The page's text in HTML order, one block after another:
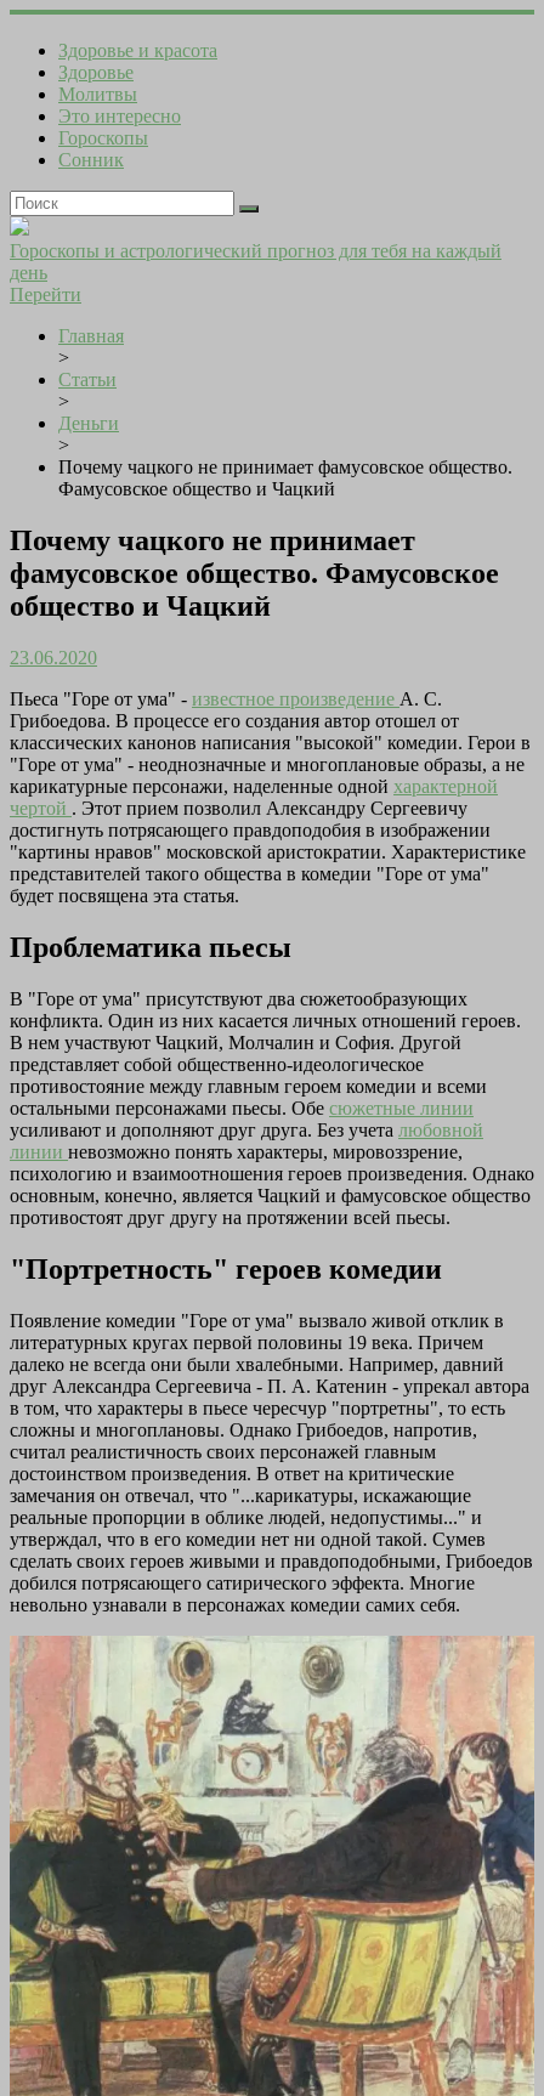
Здоровье и красота
Здоровье
Молитвы
Это интересно
Гороскопы
Сонник
Гороскопы и астрологический прогноз для тебя на каждый
день
Перейти
Главная
>
Статьи
>
Деньги
>
Почему чацкого не принимает фамусовское общество.
Фамусовское общество и Чацкий
Почему чацкого не принимает
фамусовское общество. Фамусовское
общество и Чацкий
23.06.2020
Пьеса "Горе от ума" - известное произведение А. С.
Грибоедова. В процессе его создания автор отошел от
классических канонов написания "высокой" комедии. Герои в
"Горе от ума" - неоднозначные и многоплановые образы, а не
карикатурные персонажи, наделенные одной характерной
чертой . Этот прием позволил Александру Сергеевичу
достигнуть потрясающего правдоподобия в изображении
"картины нравов" московской аристократии. Характеристике
представителей такого общества в комедии "Горе от ума"
будет посвящена эта статья.
Проблематика пьесы
В "Горе от ума" присутствуют два сюжетообразующих
конфликта. Один из них касается личных отношений героев.
В нем участвуют Чацкий, Молчалин и София. Другой
представляет собой общественно-идеологическое
противостояние между главным героем комедии и всеми
остальными персонажами пьесы. Обе сюжетные линии
усиливают и дополняют друг друга. Без учета любовной
линии невозможно понять характеры, мировоззрение,
психологию и взаимоотношения героев произведения. Однако
основным, конечно, является Чацкий и фамусовское общество
противостоят друг другу на протяжении всей пьесы.
"Портретность" героев комедии
Появление комедии "Горе от ума" вызвало живой отклик в
литературных кругах первой половины 19 века. Причем
далеко не всегда они были хвалебными. Например, давний
друг Александра Сергеевича - П. А. Катенин - упрекал автора
в том, что характеры в пьесе чересчур "портретны", то есть
сложны и многоплановы. Однако Грибоедов, напротив,
считал реалистичность своих персонажей главным
достоинством произведения. В ответ на критические
замечания он отвечал, что "...карикатуры, искажающие
реальные пропорции в облике людей, недопустимы..." и
утверждал, что в его комедии нет ни одной такой. Сумев
сделать своих героев живыми и правдоподобными, Грибоедов
добился потрясающего сатирического эффекта. Многие
невольно узнавали в персонажах комедии самих себя.